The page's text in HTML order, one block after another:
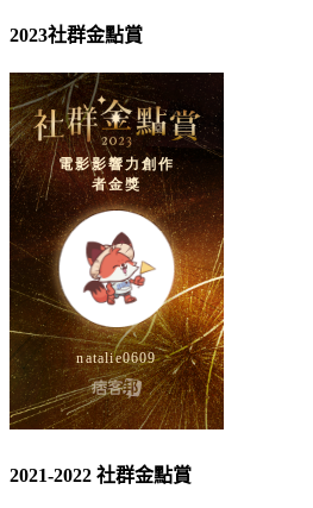
2023社群金點賞
2021-2022 社群金點賞